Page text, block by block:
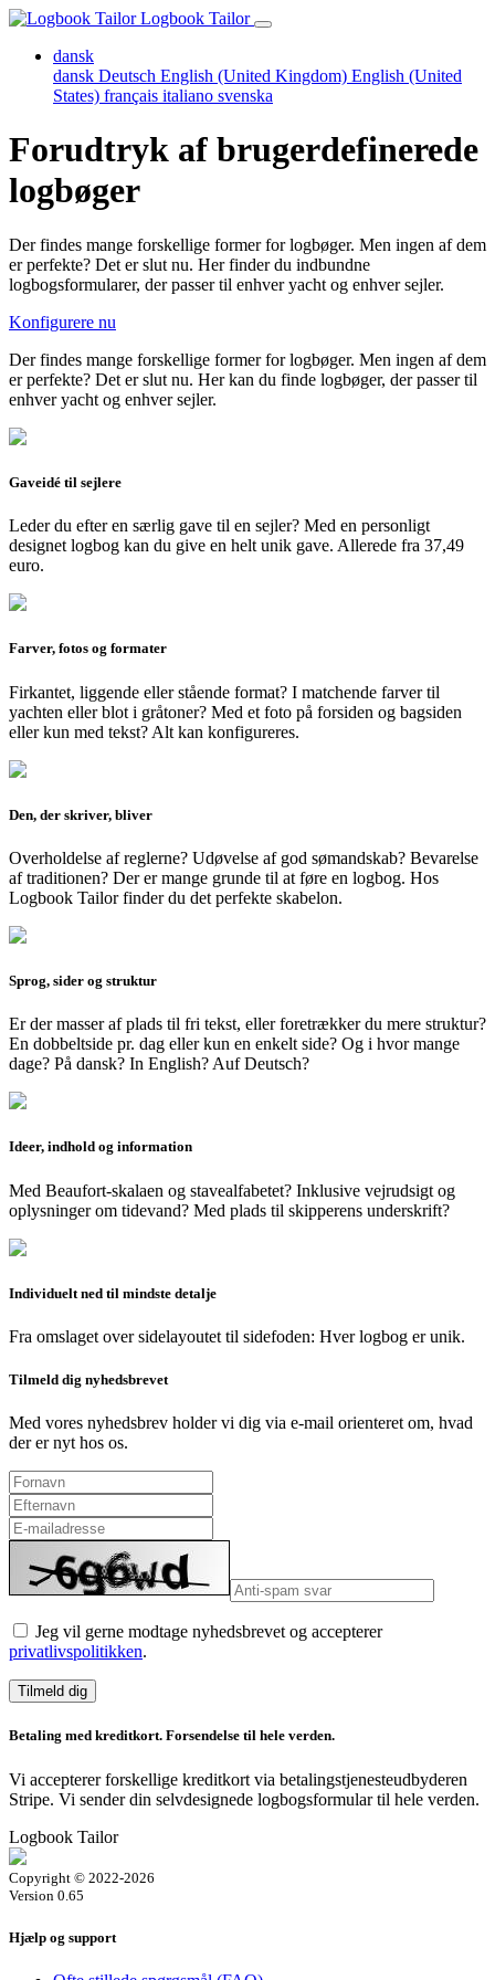
Logbook Tailor
dansk
dansk Deutsch English (United Kingdom) English (United
States) français italiano svenska
Forudtryk af brugerdefinerede
logbøger
Der findes mange forskellige former for logbøger. Men ingen af dem
er perfekte? Det er slut nu. Her finder du indbundne
logbogsformularer, der passer til enhver yacht og enhver sejler.
Konfigurere nu
Der findes mange forskellige former for logbøger. Men ingen af dem
er perfekte? Det er slut nu. Her kan du finde logbøger, der passer til
enhver yacht og enhver sejler.
Gaveidé til sejlere
Leder du efter en særlig gave til en sejler? Med en personligt
designet logbog kan du give en helt unik gave. Allerede fra 37,49
euro.
Farver, fotos og formater
Firkantet, liggende eller stående format? I matchende farver til
yachten eller blot i gråtoner? Med et foto på forsiden og bagsiden
eller kun med tekst? Alt kan konfigureres.
Den, der skriver, bliver
Overholdelse af reglerne? Udøvelse af god sømandskab? Bevarelse
af traditionen? Der er mange grunde til at føre en logbog. Hos
Logbook Tailor finder du det perfekte skabelon.
Sprog, sider og struktur
Er der masser af plads til fri tekst, eller foretrækker du mere struktur?
En dobbeltside pr. dag eller kun en enkelt side? Og i hvor mange
dage? På dansk? In English? Auf Deutsch?
Ideer, indhold og information
Med Beaufort-skalaen og stavealfabetet? Inklusive vejrudsigt og
oplysninger om tidevand? Med plads til skipperens underskrift?
Individuelt ned til mindste detalje
Fra omslaget over sidelayoutet til sidefoden: Hver logbog er unik.
Tilmeld dig nyhedsbrevet
Med vores nyhedsbrev holder vi dig via e-mail orienteret om, hvad
der er nyt hos os.
Jeg vil gerne modtage nyhedsbrevet og accepterer
privatlivspolitikken.
Betaling med kreditkort. Forsendelse til hele verden.
Vi accepterer forskellige kreditkort via betalingstjenesteudbyderen
Stripe. Vi sender din selvdesignede logbogsformular til hele verden.
Logbook Tailor
Copyright © 2022-2026
Version 0.65
Hjælp og support